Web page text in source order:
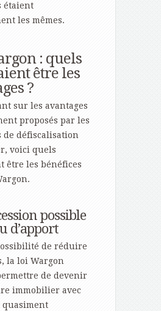
étaient
les mêmes.
: quels
être les
?
sur les avantages
proposés par les
de défiscalisation
voici quels
être les bénéfices
possible
d’apport
de réduire
la loi Wargon
de devenir
immobilier avec